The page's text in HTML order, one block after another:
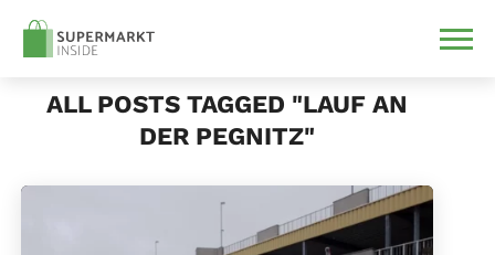
ALL POSTS TAGGED "LAUF AN
DER PEGNITZ"